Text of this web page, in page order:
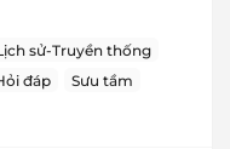
sử-Truyền thống
đáp
Sưu tầm